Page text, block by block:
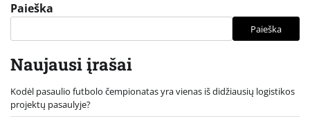
Paieška
Paieška
Naujausi įrašai
Kodėl pasaulio futbolo čempionatas yra vienas iš didžiausių logistikos
projektų pasaulyje?